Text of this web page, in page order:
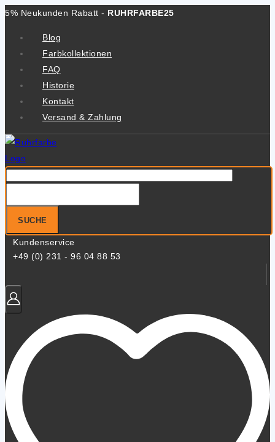
Zum
5% Neukunden Rabatt - RUHRFARBE25
Blog
Farbkollektionen
FAQ
Historie
Kontakt
Versand & Zahlung
nach:
SUCHE
Kundenservice
+49 (0) 231 - 96 04 88 53